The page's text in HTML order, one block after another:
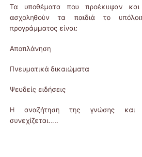
Τα υποθέματα που προέκυψαν
ασχοληθούν τα παιδιά το
προγράμματος είναι:
Αποπλάνηση
Πνευματικά δικαιώματα
Ψευδείς ειδήσεις
Η αναζήτηση της γνώσης και
συνεχίζεται…..